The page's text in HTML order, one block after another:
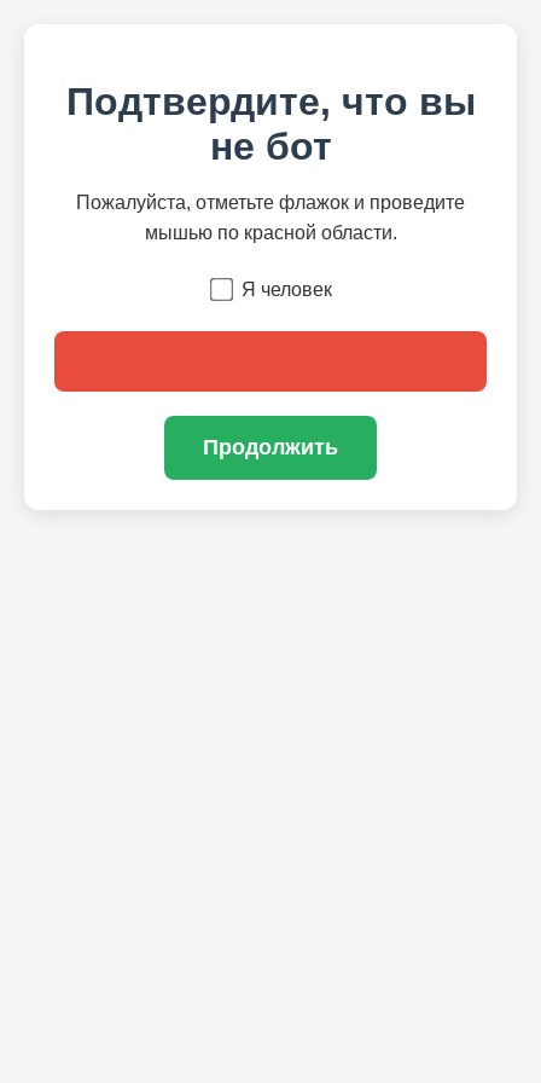
Подтвердите, что вы
не бот
Пожалуйста, отметьте флажок и проведите
мышью по красной области.
Я человек
Продолжить